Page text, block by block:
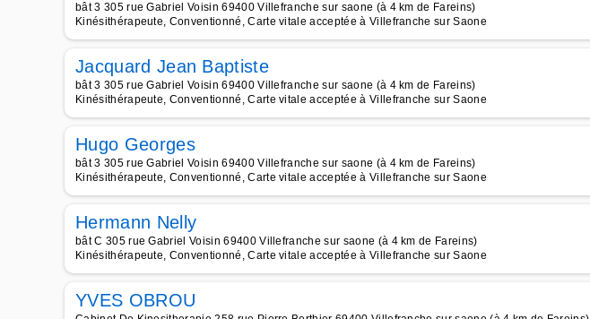
bât 3 305 rue Gabriel Voisin 69400 Villefranche sur saone (à 4 km de Fareins)
Kinésithérapeute, Conventionné, Carte vitale acceptée à Villefranche sur Saone
Jacquard Jean Baptiste
bât 3 305 rue Gabriel Voisin 69400 Villefranche sur saone (à 4 km de Fareins)
Kinésithérapeute, Conventionné, Carte vitale acceptée à Villefranche sur Saone
Hugo Georges
bât 3 305 rue Gabriel Voisin 69400 Villefranche sur saone (à 4 km de Fareins)
Kinésithérapeute, Conventionné, Carte vitale acceptée à Villefranche sur Saone
Hermann Nelly
bât C 305 rue Gabriel Voisin 69400 Villefranche sur saone (à 4 km de Fareins)
Kinésithérapeute, Conventionné, Carte vitale acceptée à Villefranche sur Saone
YVES OBROU